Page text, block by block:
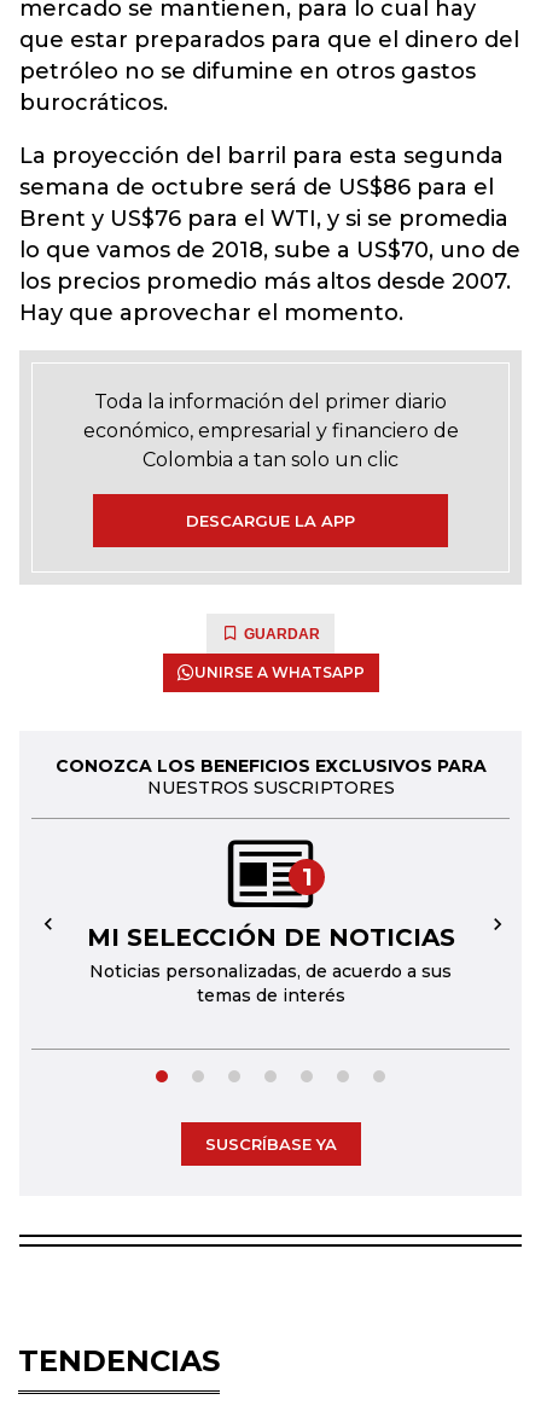
mercado se mantienen, para lo cual hay
que estar preparados para que el dinero del
petróleo no se difumine en otros gastos
burocráticos.
La proyección del barril para esta segunda
semana de octubre será de US$86 para el
Brent y US$76 para el WTI, y si se promedia
lo que vamos de 2018, sube a US$70, uno de
los precios promedio más altos desde 2007.
Hay que aprovechar el momento.
Toda la información del primer diario
económico, empresarial y financiero de
Colombia a tan solo un clic
DESCARGUE LA APP
GUARDAR
UNIRSE A WHATSAPP
CONOZCA LOS BENEFICIOS EXCLUSIVOS PARA
NUESTROS SUSCRIPTORES
1
MI SELECCIÓN DE NOTICIAS
Noticias personalizadas, de acuerdo a sus
temas de interés
← →
SUSCRÍBASE YA
TENDENCIAS